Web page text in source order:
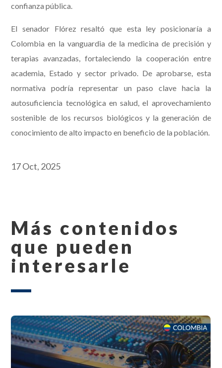
confianza pública.
El senador Flórez resaltó que esta ley posicionaría a
Colombia en la vanguardia de la medicina de precisión y
terapias avanzadas, fortaleciendo la cooperación entre
academia, Estado y sector privado. De aprobarse, esta
normativa podría representar un paso clave hacia la
autosuficiencia tecnológica en salud, el aprovechamiento
sostenible de los recursos biológicos y la generación de
conocimiento de alto impacto en beneficio de la población.
17 Oct, 2025
Más contenidos
que pueden
interesarle